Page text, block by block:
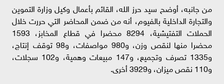
من جانبه، أوضح سيد حرز الله، القائم بأعمال وكيل وزارة التموين
والتجارة الداخلية بالفيوم، أنه من ضمن المحاضر التي حررت خلال
الحملات التفتيشية، 8294 محضرا في قطاع المخابز، 1593
محضرا منها لنقص وزن، و980 مواصفات، و98 توقف إنتاج،
و1335 تصرف وتجميع، و147 مبيعات وهمية، و102 سجلات،
و110 نقص ميزان، و3929 أخرى.